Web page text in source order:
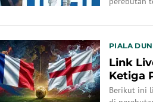
PIALA
Link
Ketiga
Berikut ini